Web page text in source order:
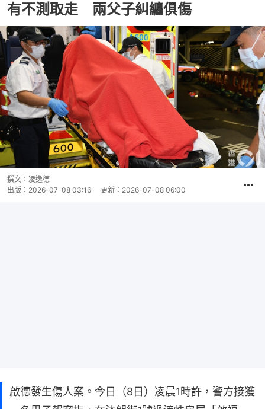
有不測取走 兩父子糾纏俱傷
撰文： 凌逸德
出版： 2026-07-08 03:16 更新： 2026-07-08 06:00
啟德發生傷人案。今日（8日）凌晨1時許，警方接獲